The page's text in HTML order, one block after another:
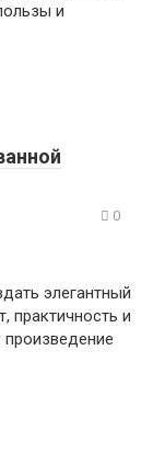
и
0
элегантный
практичность и
произведение